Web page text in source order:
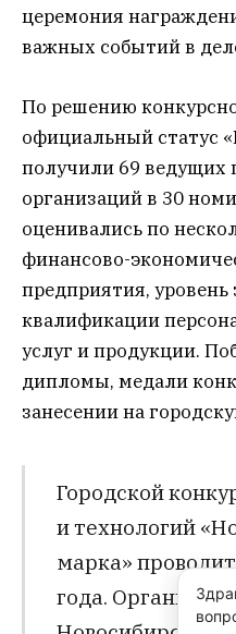
церемония
важных событий в
По решению
официальный статус
получили 69 ведущих
организаций в 30
оценивались по
финансово-
предприятия,
квалификации
услуг и продукции.
дипломы, медали
занесении на
Городской
и технологий
марка»
года.